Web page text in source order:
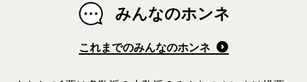
みんなのホンネ
これまでのみんなのホンネ